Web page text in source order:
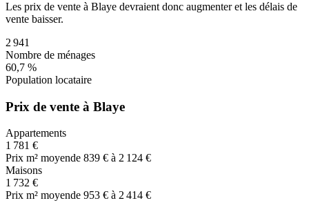
Les prix de vente à Blaye devraient donc augmenteret les délais de
vente baisser.
2 941
Nombre de ménages
60,7 %
Population locataire
Prix de vente à Blaye
Appartements
1 781 €
Prix m² moyende 839 € à 2 124 €
Maisons
1 732 €
Prix m² moyende 953 € à 2 414 €